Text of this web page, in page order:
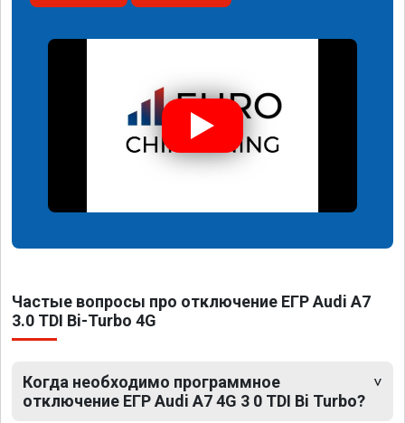
Частые вопросы про отключение ЕГР Audi A7
3.0 TDI Bi-Turbo 4G
Когда необходимо программное
отключение ЕГР Audi A7 4G 3 0 TDI Bi Turbo?